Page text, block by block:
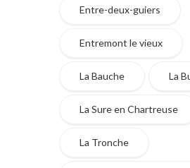
Entre-deux-guiers
Entremont le vieux
La Bauche La
La Sure en Chartreuse
La Tronche